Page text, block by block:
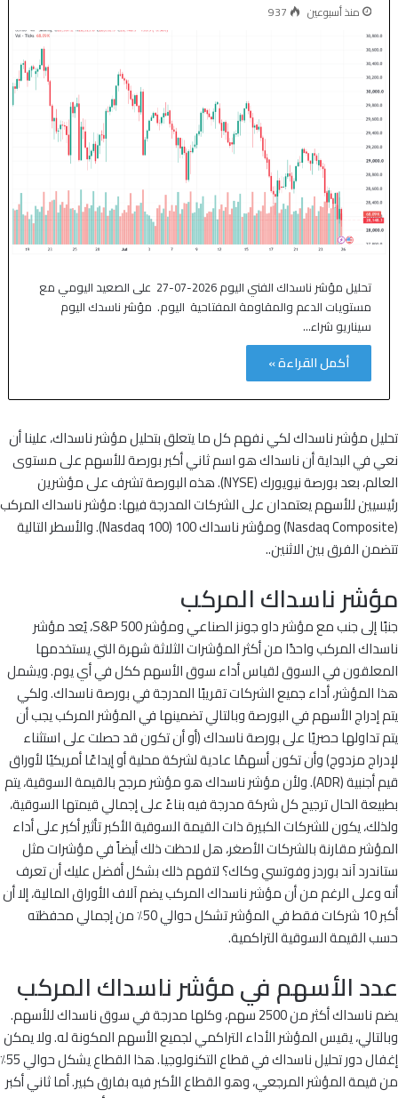
منذ أسبوعين 937
تحليل مؤشر ناسداك الفني اليوم 2026-07-27 على الصعيد اليومي مع
مستويات الدعم والمقاومة المفتاحية اليوم. مؤشر ناسدك اليوم
سيناريو شراء…
أكمل القراءة »
تحليل مؤشر ناسداك لكي نفهم كل ما يتعلق بتحليل مؤشر ناسداك، علينا أن
نعي في البداية أن ناسداك هو اسم ثاني أكبر بورصة للأسهم على مستوى
العالم، بعد بورصة نيويورك (NYSE). هذه البورصة تشرف على مؤشرين
رئيسيين للأسهم يعتمدان على الشركات المدرجة فيها: مؤشر ناسداك المركب
(Nasdaq Composite) ومؤشر ناسداك 100 (Nasdaq 100). والأسطر التالية
تتضمن الفرق بين الاثنين..
مؤشر ناسداك المركب
جنبًا إلى جنب مع مؤشر داو جونز الصناعي ومؤشر S&P 500، يُعد مؤشر
ناسداك المركب واحدًا من أكثر المؤشرات الثلاثة شهرة التي يستخدمها
المعلقون في السوق لقياس أداء سوق الأسهم ككل في أي يوم. ويشمل
هذا المؤشر، أداء جميع الشركات تقريبًا المدرجة في بورصة ناسداك. ولكي
يتم إدراج الأسهم في البورصة وبالتالي تضمينها في المؤشر المركب يجب أن
يتم تداولها حصريًا على بورصة ناسداك (أو أن تكون قد حصلت على استثناء
لإدراج مزدوج) وأن تكون أسهمًا عادية لشركة محلية أو إيداعًا أمريكيًا لأوراق
قيم أجنبية (ADR). ولأن مؤشر ناسداك هو مؤشر مرجح بالقيمة السوقية، يتم
بطبيعة الحال ترجيح كل شركة مدرجة فيه بناءً على إجمالي قيمتها السوقية،
ولذلك، يكون للشركات الكبيرة ذات القيمة السوقية الأكبر تأثير أكبر على أداء
المؤشر مقارنة بالشركات الأصغر، هل لاحظت ذلك أيضاً في مؤشرات مثل
ستاندرد آند بوردز وفوتسي وكاك؟ لتفهم ذلك بشكل أفضل عليك أن تعرف
أنه وعلى الرغم من أن مؤشر ناسداك المركب يضم آلاف الأوراق المالية، إلا أن
أكبر 10 شركات فقط في المؤشر تشكل حوالي 50٪ من إجمالي محفظته
حسب القيمة السوقية التراكمية.
عدد الأسهم في مؤشر ناسداك المركب
يضم ناسداك أكثر من 2500 سهم، وكلها مدرجة في سوق ناسداك للأسهم.
وبالتالي، يقيس المؤشر الأداء التراكمي لجميع الأسهم المكونة له. ولا يمكن
إغفال دور تحليل ناسداك في قطاع التكنولوجيا. هذا القطاع يشكل حوالي 55٪
من قيمة المؤشر المرجعي، وهو القطاع الأكبر فيه بفارق كبير. أما ثاني أكبر